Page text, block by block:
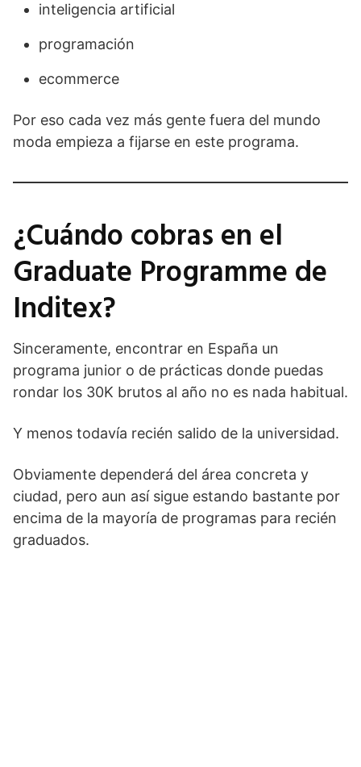
inteligencia artificial
programación
ecommerce
Por eso cada vez más gente fuera del mundo
moda empieza a fijarse en este programa.
¿Cuándo cobras en el
Graduate Programme de
Inditex?
Sinceramente, encontrar en España un
programa junior o de prácticas donde puedas
rondar los 30K brutos al año no es nada habitual.
Y menos todavía recién salido de la universidad.
Obviamente dependerá del área concreta y
ciudad, pero aun así sigue estando bastante por
encima de la mayoría de programas para recién
graduados.